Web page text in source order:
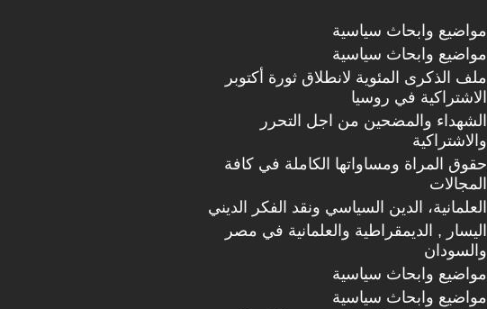
مواضيع وابحاث سياسية
مواضيع وابحاث سياسية
ملف الذكرى المئوية لانطلاق ثورة أكتوبر
الاشتراكية في روسيا
الشهداء والمضحين من اجل التحرر
والاشتراكية
حقوق المراة ومساواتها الكاملة في كافة
المجالات
العلمانية، الدين السياسي ونقد الفكر الديني
اليسار , الديمقراطية والعلمانية في مصر
والسودان
مواضيع وابحاث سياسية
مواضيع وابحاث سياسية